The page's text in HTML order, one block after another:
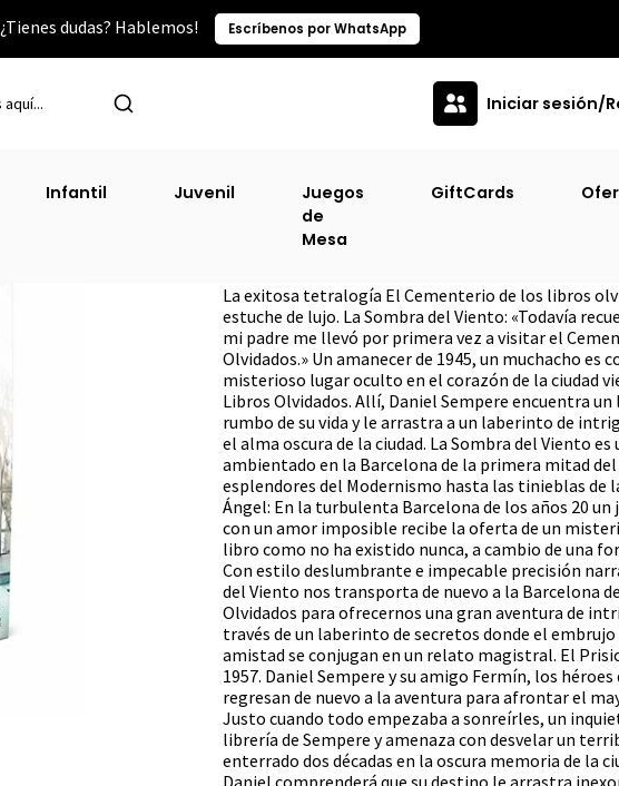
¿Tienes dudas? Hablemos! Escríbenos por WhatsApp
Iniciar sesión/
Infantil Juvenil
Juegos
de
Mesa
GiftCards
Estuche Tetralogia La
La exitosa tetralogía El Cementerio de los libros
estuche de lujo. La Sombra del Viento: «Todavía
mi padre me llevó por primera vez a visitar el
Olvidados.» Un amanecer de 1945, un muchacho es
misterioso lugar oculto en el corazón de la ciudad
Libros Olvidados. Allí, Daniel Sempere encuentra
rumbo de su vida y le arrastra a un laberinto de
el alma oscura de la ciudad. La Sombra del Viento
ambientado en la Barcelona de la primera mitad
esplendores del Modernismo hasta las tinieblas de
Ángel: En la turbulenta Barcelona de los años 20
con un amor imposible recibe la oferta de un
libro como no ha existido nunca, a cambio de una
Con estilo deslumbrante e impecable precisión
del Viento nos transporta de nuevo a la Barcelona
Olvidados para ofrecernos una gran aventura de
través de un laberinto de secretos donde el
amistad se conjugan en un relato magistral. El
1957. Daniel Sempere y su amigo Fermín, los
regresan de nuevo a la aventura para afrontar el
Justo cuando todo empezaba a sonreírles, un
librería de Sempere y amenaza con desvelar un
enterrado dos décadas en la oscura memoria de la